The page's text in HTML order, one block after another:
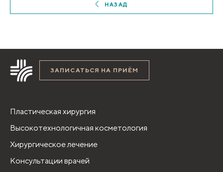
НАЗАД
ЗАПИСАТЬСЯ НА ПРИЁМ
Пластическая хирургия
Высокотехнологичная косметология
Хирургическое лечение
Консультации врачей